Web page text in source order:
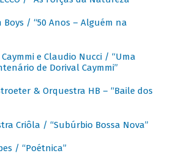
Boys / “50 Anos – Alguém na
e Claudio Nucci / “Uma
de Dorival Caymmi”
& Orquestra HB – “Baile dos
Criôla / “Subúrbio Bossa Nova”
/ “Poétnica”